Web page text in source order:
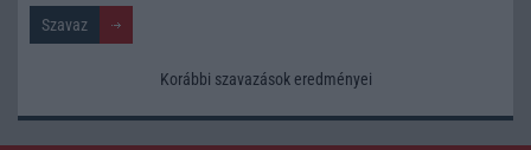
Korábbi szavazások eredményei